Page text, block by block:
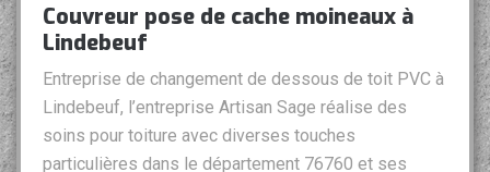
Couvreur pose de cache moineaux à
Lindebeuf
Entreprise de changement de dessous de toit PVC à
Lindebeuf, l’entreprise Artisan Sage réalise des
soins pour toiture avec diverses touches
particulières dans le département 76760 et ses